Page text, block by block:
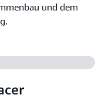
und dem